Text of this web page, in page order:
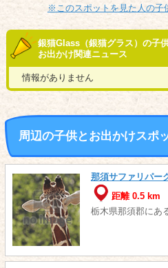
※このスポットを見た人の子
銀猫Glass（銀猫グラス）の子
お出かけ関連ニュース
情報がありません
周辺の子供とお出かけスポ
那須サファリパー
距離 0.5 km
栃木県那須郡にあ